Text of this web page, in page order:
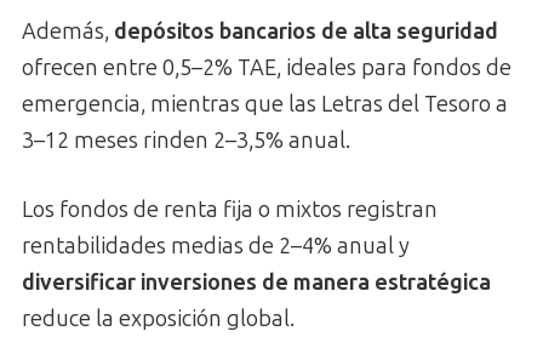
Además, depósitos bancarios de alta seguridad
ofrecen entre 0,5–2% TAE, ideales para fondos de
emergencia, mientras que las Letras del Tesoro a
3–12 meses rinden 2–3,5% anual.
Los fondos de renta fija o mixtos registran
rentabilidades medias de 2–4% anual y
diversificar inversiones de manera estratégica
reduce la exposición global.